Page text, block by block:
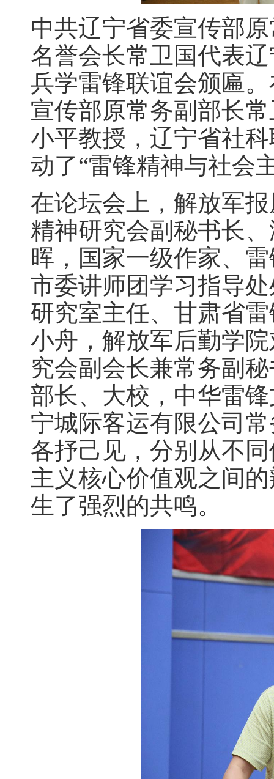
中共辽宁省委宣传部
名誉会长常卫国代表
兵学雷锋联谊会颁匾
宣传部原常务副部长
小平教授，辽宁省社
动了“雷锋精神与社会
在论坛会上，解放军
精神研究会副秘书长
晖，国家一级作家、
市委讲师团学习指导
研究室主任、甘肃省
小舟，解放军后勤学
究会副会长兼常务副
部长、大校，中华雷
宁城际客运有限公司
各抒己见，分别从不
主义核心价值观之间
生了强烈的共鸣。